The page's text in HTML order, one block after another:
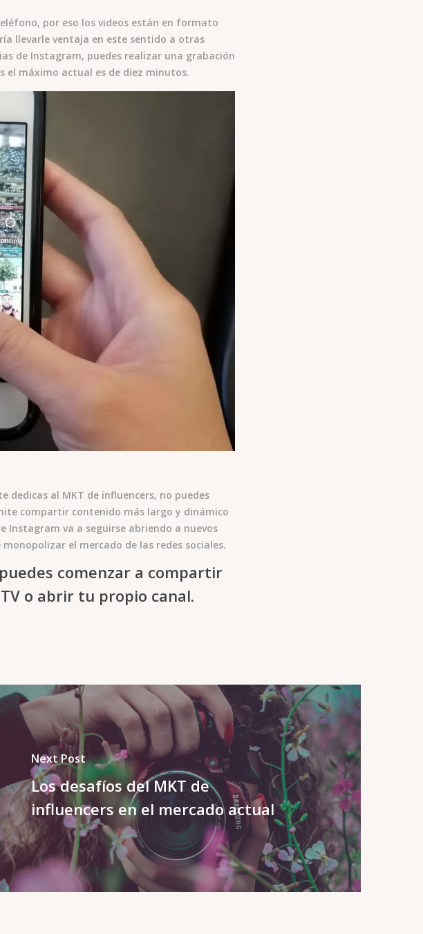
por eso los videos están en formato
llevarle ventaja en este sentido a otras
de Instagram, puedes realizar una grabación
el máximo actual es de diez minutos.
dedicas al MKT de influencers, no puedes
compartir contenido más largo y dinámico
Instagram va a seguirse abriendo a nuevos
el mercado de las redes sociales.
comenzar a compartir
o abrir tu propio canal.
Next Post
Los desafíos del MKT de
influencers en el mercado actual